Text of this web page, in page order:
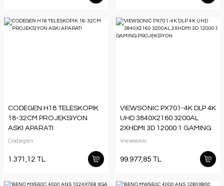
CODEGEN H18 TELESKOPIK
18-32CM PROJEKSIYON
ASKI APARATI
Codegen
1.371,12 TL
VIEWSONIC PX701-4K DLP 4K
UHD 3840X2160 3200AL
2XHDMI 3D 12000:1 GAMING
PROJEKSİYON
Viewsonic
99.977,85 TL